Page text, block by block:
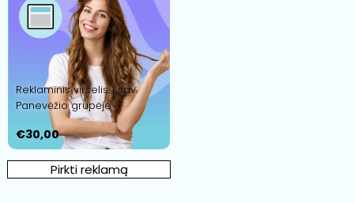
Reklaminis viršelis 1 sav.
Panevėžio grupėje
€30,00
Pirkti reklamą